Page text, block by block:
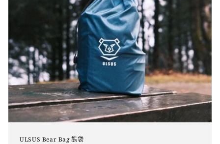
ULSUS Bear Bag 熊袋